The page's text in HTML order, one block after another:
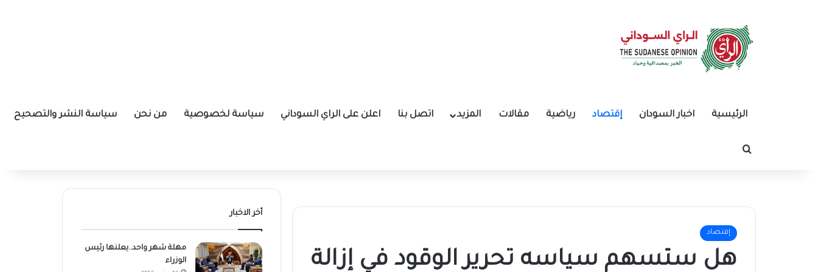
الرئيسية اخبار السودان إقتصاد رياضية مقالات المزيد اتصل بنا اعلن على الراي السوداني سياسة لخصوصية من نحن سياسة النشر والتصحيح
بحث عن
إقتصاد
هل ستسهم سياسه تحرير الوقود في إزالة
أخر الاخبار
مهلة شهر واحد..يعلنها رئيس
الوزراء